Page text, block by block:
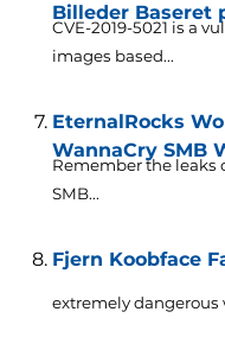
Billeder Baseret
CVE-2019-5021 is a
images based...
EternalRocks
WannaCry SMB
Remember the leaks
SMB...
Fjern Koobface
extremely dangerous